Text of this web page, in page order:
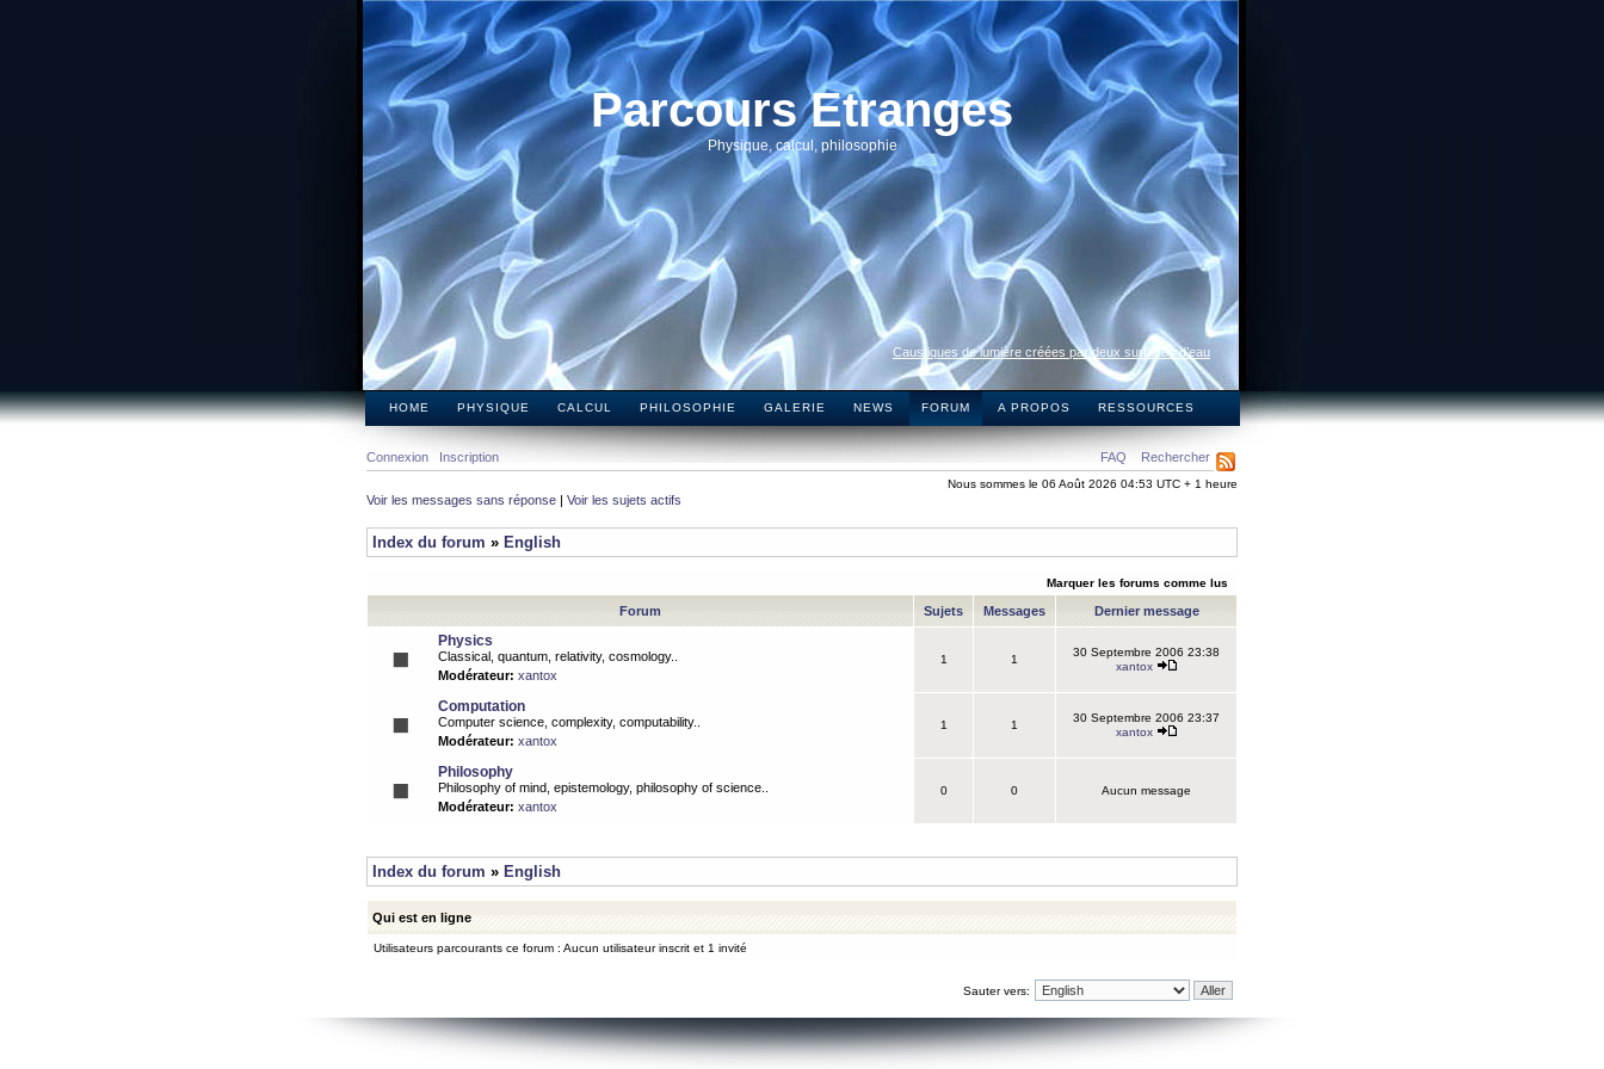
Parcours Etranges
Physique, calcul, philosophie
Caustiques de lumière créées par deux surfaces d’eau
HOME PHYSIQUE CALCUL PHILOSOPHIE GALERIE NEWS FORUM A PROPOS RESSOURCES
FAQ Rechercher
Connexion Inscription
Nous sommes le 06 Août 2026 04:53 UTC + 1 heure
Voir les messages sans réponse | Voir les sujets actifs
Index du forum » English
Marquer les forums comme lus
Forum Sujets Messages Dernier message
Physics
Classical, quantum, relativity, cosmology..
Modérateur: xantox
1 1
30 Septembre 2006 23:38
xantox
Computation
Computer science, complexity, computability..
Modérateur: xantox
1 1
30 Septembre 2006 23:37
xantox
Philosophy
Philosophy of mind, epistemology, philosophy of science..
Modérateur: xantox
0 0 Aucun message
Index du forum » English
Qui est en ligne
Utilisateurs parcourants ce forum : Aucun utilisateur inscrit et 1 invité
Sauter vers: